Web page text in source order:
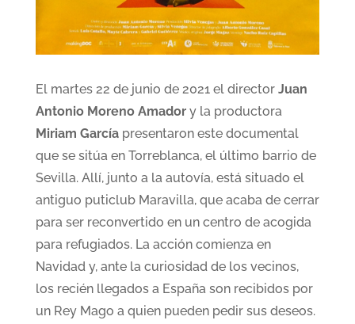
El martes 22 de junio de 2021 el director Juan
Antonio Moreno Amadory la productora
Miriam Garcíapresentaron este documental
que se sitúa en Torreblanca, el último barrio de
Sevilla. Allí, junto a la autovía, está situado el
antiguo puticlub Maravilla, que acaba de cerrar
para ser reconvertido en un centro de acogida
para refugiados. La acción comienza en
Navidad y, ante la curiosidad de los vecinos,
los recién llegados a España son recibidos por
un Rey Mago a quien pueden pedir sus deseos.